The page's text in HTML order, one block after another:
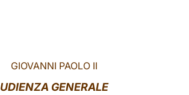
GIOVANNI PAOLO II
UDIENZA GENERALE